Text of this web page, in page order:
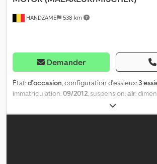
HANDZAME 538 km
Demander
État:d'occasion, configuration d'essieux: 3
immatriculation:09/2012, suspension:air,
1 800 mm
2012, Informations générales Matériau
Informations techniques Nombre de cylindres